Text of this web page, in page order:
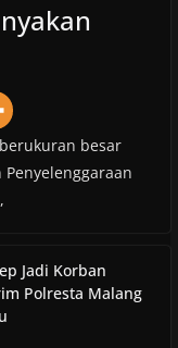
besar
Jadi Korban
Polresta Malang